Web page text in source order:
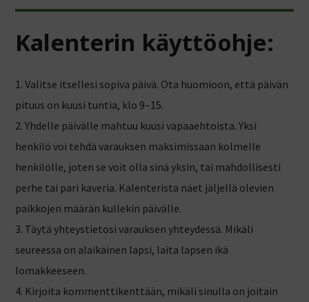
Kalenterin käyttöohje:
1. Valitse itsellesi sopiva päivä. Ota huomioon, että päivän
pituus on kuusi tuntia, klo 9–15.
2. Yhdelle päivälle mahtuu kuusi vapaaehtoista. Yksi
henkilö voi tehdä varauksen maksimissaan kolmelle
henkilölle, joten se voit olla sinä yksin, tai mahdollisesti
perhe tai pari kaveria. Kalenterista näet jäljellä olevien
paikkojen määrän kullekin päivälle.
3. Täytä yhteystietosi varauksen yhteydessä. Mikäli
seureessa on alaikäinen lapsi, laita lapsen ikä
lomakkeeseen.
4. Kirjoita kommenttikenttään, mikäli sinulla on joitain